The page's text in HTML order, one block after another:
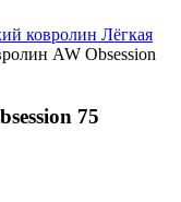
ковролин Лёгкая
AW Obsession
75